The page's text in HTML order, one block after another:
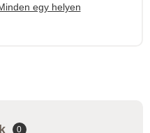
egy helyen
0